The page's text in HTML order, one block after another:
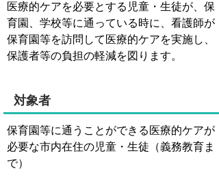
医療的ケアを必要とする児童・生徒が、保
育園、学校等に通っている時に、看護師が
保育園等を訪問して医療的ケアを実施し、
保護者等の負担の軽減を図ります。
対象者
保育園等に通うことができる医療的ケアが
必要な市内在住の児童・生徒（義務教育ま
で）